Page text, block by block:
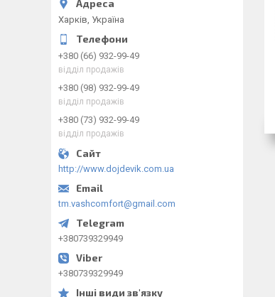
Харків, Україна
+380 (66) 932-99-49
відділ продажів
+380 (98) 932-99-49
відділ продажів
+380 (73) 932-99-49
відділ продажів
http://www.dojdevik.com.ua
tm.vashcomfort@gmail.com
+380739329949
+380739329949